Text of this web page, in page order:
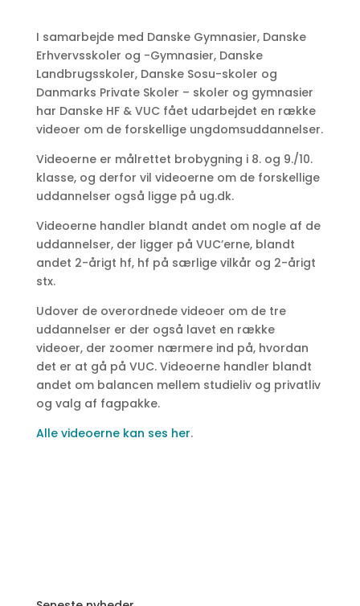
I samarbejde med Danske Gymnasier, Danske
Erhvervsskoler og -Gymnasier, Danske
Landbrugsskoler, Danske Sosu-skoler og
Danmarks Private Skoler – skoler og gymnasier
har Danske HF & VUC fået udarbejdet en række
videoer om de forskellige ungdomsuddannelser.
Videoerne er målrettet brobygning i 8. og 9./10.
klasse, og derfor vil videoerne om de forskellige
uddannelser også ligge på ug.dk.
Videoerne handler blandt andet om nogle af de
uddannelser, der ligger på VUC’erne, blandt
andet 2-årigt hf, hf på særlige vilkår og 2-årigt
stx.
Udover de overordnede videoer om de tre
uddannelser er der også lavet en række
videoer, der zoomer nærmere ind på, hvordan
det er at gå på VUC. Videoerne handler blandt
andet om balancen mellem studieliv og privatliv
og valg af fagpakke.
Alle videoerne kan ses her.